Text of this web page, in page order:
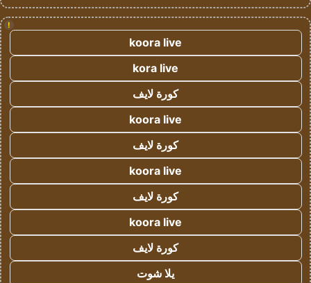
!
koora live
kora live
كورة لايف
koora live
كورة لايف
koora live
كورة لايف
koora live
كورة لايف
يلا شوت